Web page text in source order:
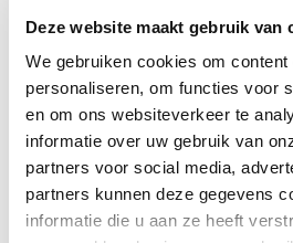
Deze website maakt gebruik van
We gebruiken cookies om
personaliseren, om functies voor
en om ons websiteverkeer te
informatie over uw gebruik van
partners voor social media,
partners kunnen deze gegevens
informatie die u aan ze heeft